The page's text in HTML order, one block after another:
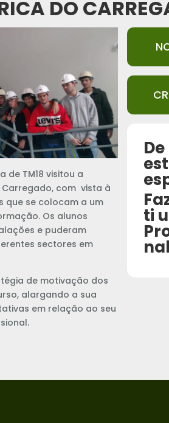
DO
de TM18 visitou a
com vista à
que se colocam a um
Os alunos
e puderam
sectores em
de motivação dos
alargando a sua
em relação ao seu
ti